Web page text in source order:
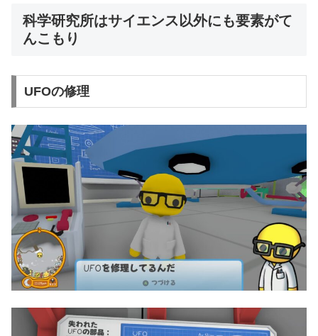
科学研究所はサイエンス以外にも要素がて
んこもり
UFOの修理